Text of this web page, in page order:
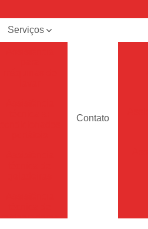
Serviços
refrigeradores
Contato